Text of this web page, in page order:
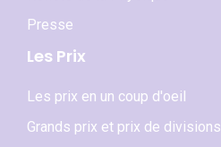
Presse
Les Prix
Les prix en un coup d'oeil
Grands prix et prix de divisions